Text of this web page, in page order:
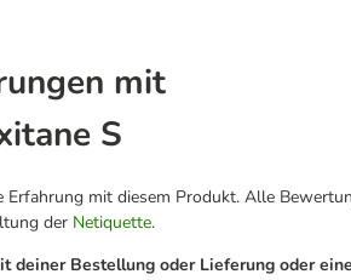
mit
S
Erfahrung mit diesem Produkt. Alle
der Netiquette.
deiner Bestellung oder Lieferung oder